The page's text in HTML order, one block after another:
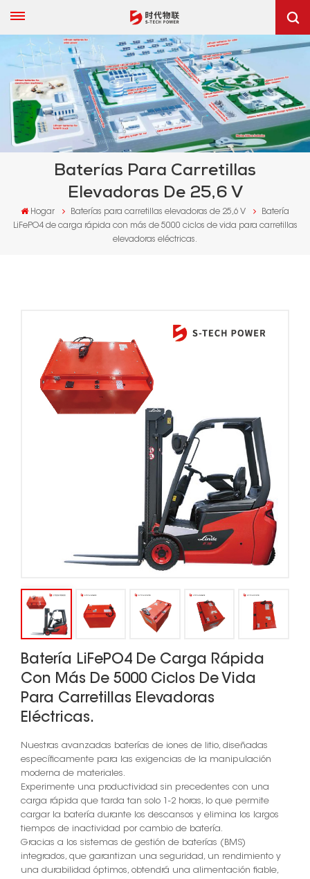
Baterías Para Carretillas
Elevadoras De 25,6 V
Hogar Baterías para carretillas elevadoras de 25,6 V
Batería
LiFePO4 de carga rápida con más de 5000 ciclos de vida para carretillas
elevadoras eléctricas.
Batería LiFePO4 De Carga Rápida
Con Más De 5000 Ciclos De Vida
Para Carretillas Elevadoras
Eléctricas.
Nuestras avanzadas baterías de iones de litio, diseñadas
específicamente para las exigencias de la manipulación
moderna de materiales.
Experimente una productividad sin precedentes con una
carga rápida que tarda tan solo 1-2 horas, lo que permite
cargar la batería durante los descansos y elimina los largos
tiempos de inactividad por cambio de batería.
Gracias a los sistemas de gestión de baterías (BMS)
integrados, que garantizan una seguridad, un rendimiento y
una durabilidad óptimos, obtendrá una alimentación fiable,